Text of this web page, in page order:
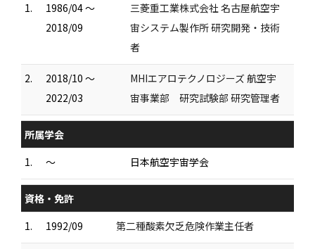
1.
1986/04 ～
2018/09
三菱重工業株式会社 名古屋航空宇
宙システム製作所 研究開発・技術
者
2.
2018/10 ～
2022/03
MHIエアロテクノロジーズ 航空宇
宙事業部 研究試験部 研究管理者
所属学会
1.
～ 日本航空宇宙学会
資格・免許
1.
1992/09 第二種酸素欠乏危険作業主任者